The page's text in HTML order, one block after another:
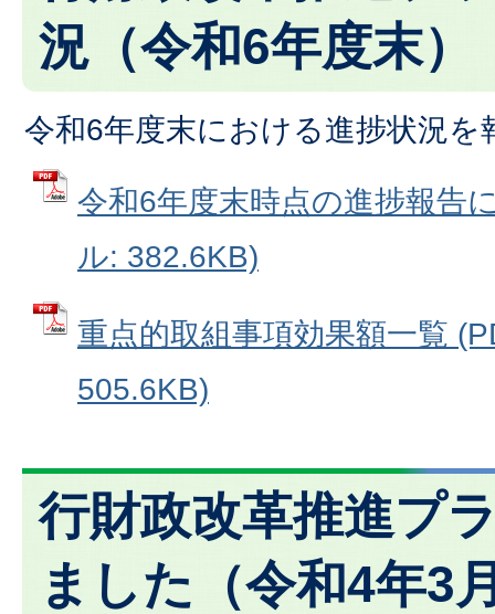
況（令和6年度末）
令和6年度末における進捗状況を
令和6年度末時点の進捗報告
ル: 382.6KB)
重点的取組事項効果額一覧
505.6KB)
行財政改革推進プ
ました（令和4年3